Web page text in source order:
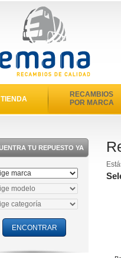
TIENDA
RECAMBIOS
POR MARCA
TU REPUESTO YA